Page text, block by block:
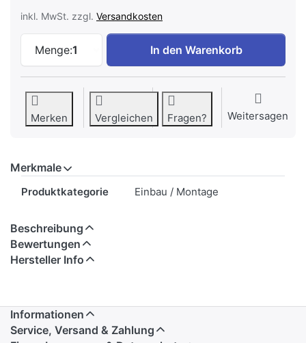
inkl. MwSt. zzgl. Versandkosten
Menge:1
SIBIR 509045 Dekorrahmen-Set Weiss
In den Warenkorb
Merken Vergleichen Fragen? Weitersagen
Merkmale
Produktkategorie Einbau / Montage
Beschreibung
Bewertungen
Hersteller Info
Informationen
Service, Versand & Zahlung